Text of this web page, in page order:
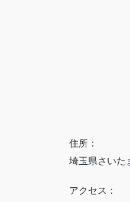
住所：
埼玉県さいた
アクセス：